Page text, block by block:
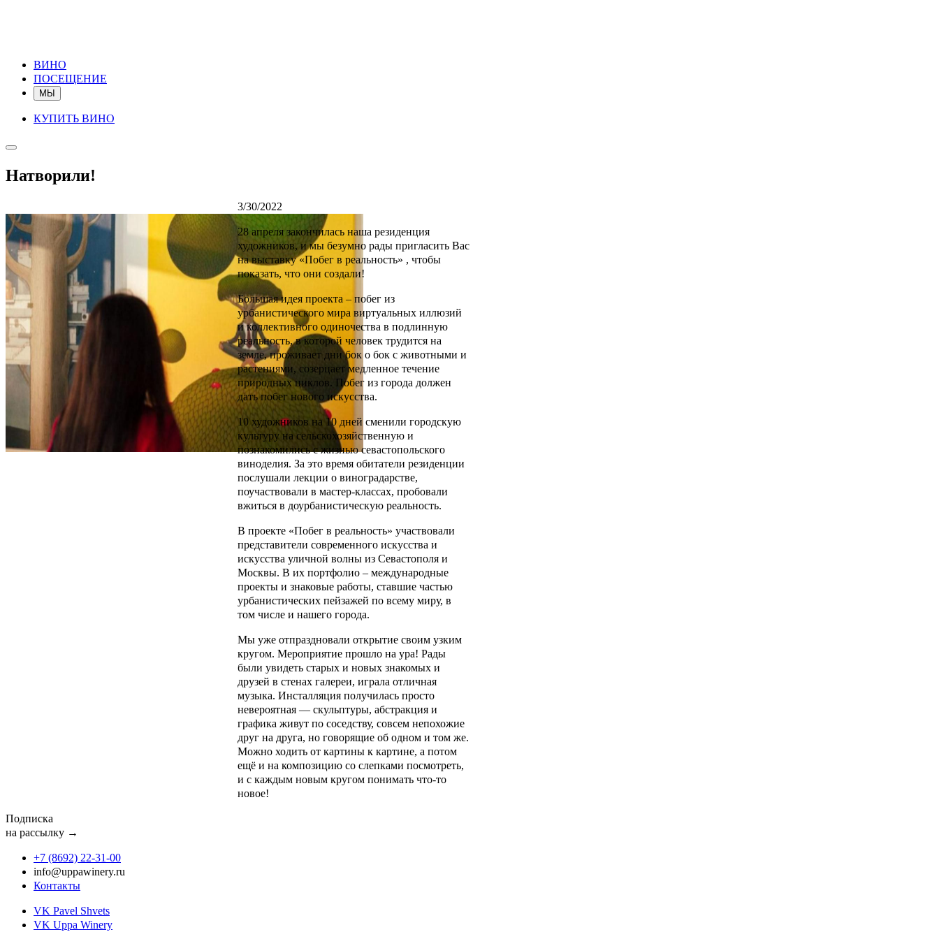
ВИНО
ПОСЕЩЕНИЕ
МЫ
КУПИТЬ ВИНО
Натворили!
3/30/2022
28 апреля закончилась наша резиденция
художников, и мы безумно рады пригласить Вас
на выставку «Побег в реальность» , чтобы
показать, что они создали!
Большая идея проекта – побег из
урбанистического мира виртуальных иллюзий
и коллективного одиночества в подлинную
реальность, в которой человек трудится на
земле, проживает дни бок о бок с животными и
растениями, созерцает медленное течение
природных циклов. Побег из города должен
дать побег нового искусства.
10 художников на 10 дней сменили городскую
культуру на сельскохозяйственную и
познакомились с жизнью севастопольского
виноделия. За это время обитатели резиденции
послушали лекции о виноградарстве,
поучаствовали в мастер-классах, пробовали
вжиться в доурбанистическую реальность.
В проекте «Побег в реальность» участвовали
представители современного искусства и
искусства уличной волны из Севастополя и
Москвы. В их портфолио – международные
проекты и знаковые работы, ставшие частью
урбанистических пейзажей по всему миру, в
том числе и нашего города.
Мы уже отпраздновали открытие своим узким
кругом. Мероприятие прошло на ура! Рады
были увидеть старых и новых знакомых и
друзей в стенах галереи, играла отличная
музыка. Инсталляция получилась просто
невероятная — скульптуры, абстракция и
графика живут по соседству, совсем непохожие
друг на друга, но говорящие об одном и том же.
Можно ходить от картины к картине, а потом
ещё и на композицию со слепками посмотреть,
и с каждым новым кругом понимать что-то
новое!
Подписка
на рассылку →
+7 (8692) 22‑31‑00
info@uppawinery.ru
Контакты
VK Pavel Shvets
VK Uppa Winery